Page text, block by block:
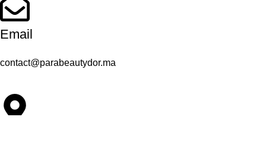
Email
contact@parabeautydor.ma